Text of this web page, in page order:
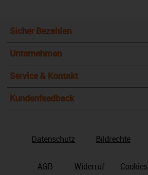
Sicher Bezahlen
Unternehmen
Service & Kontakt
Kundenfeedback
Datenschutz Bildrechte
AGB Widerruf Cookies